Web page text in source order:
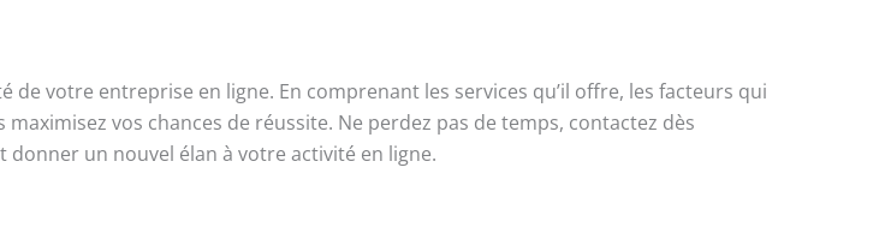
votre entreprise en ligne. En comprenant les services qu’il offre, les facteurs qui
vos chances de réussite. Ne perdez pas de temps, contactez dès
un nouvel élan à votre activité en ligne.